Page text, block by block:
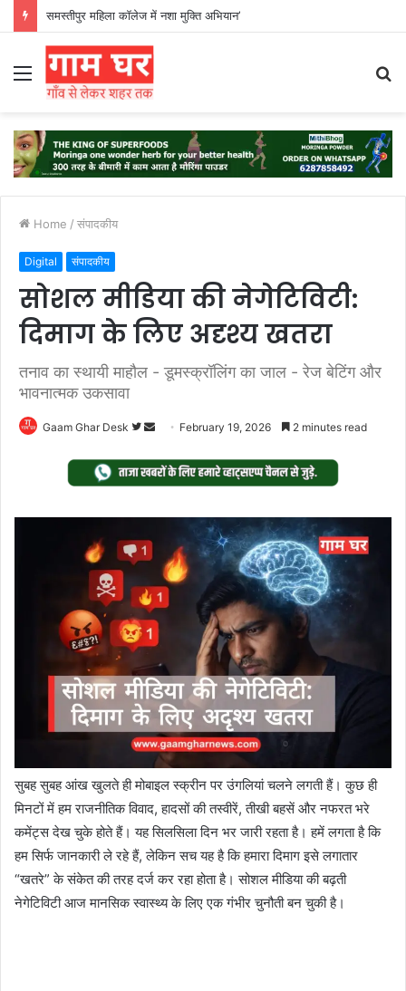
हड़ताली सफाईकर्मियों ने नगर निगम का घेराव किया’
Menu
Home / संपादकीय
Digital संपादकीय
सोशल मीडिया की नेगेटिविटी:
दिमाग के लिए अदृश्य खतरा
तनाव का स्थायी माहौल - डूमस्क्रॉलिंग का जाल - रेज बेटिंग और
भावनात्मक उकसावा
Gaam Ghar Desk
Follow
Twitter
Send
email
February 19, 2026 2 minutes read
सुबह सुबह आंख खुलते ही मोबाइल स्क्रीन पर उंगलियां चलने लगती हैं। कुछ ही
मिनटों में हम राजनीतिक विवाद, हादसों की तस्वीरें, तीखी बहसें और नफरत भरे
कमेंट्स देख चुके होते हैं। यह सिलसिला दिन भर जारी रहता है। हमें लगता है कि
हम सिर्फ जानकारी ले रहे हैं, लेकिन सच यह है कि हमारा दिमाग इसे लगातार
“खतरे” के संकेत की तरह दर्ज कर रहा होता है। सोशल मीडिया की बढ़ती
नेगेटिविटी आज मानसिक स्वास्थ्य के लिए एक गंभीर चुनौती बन चुकी है।